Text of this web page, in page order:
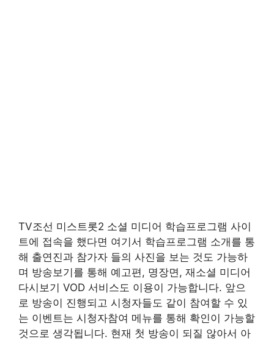
TV조선 미스트롯2 소셜 미디어 학습프로그램 사이
트에 접속을 했다면 여기서 학습프로그램 소개를 통
해 출연진과 참가자 들의 사진을 보는 것도 가능하
며 방송보기를 통해 예고편, 명장면, 재소셜 미디어
다시보기 VOD 서비스도 이용이 가능합니다. 앞으
로 방송이 진행되고 시청자들도 같이 참여할 수 있
는 이벤트는 시청자참여 메뉴를 통해 확인이 가능할
것으로 생각됩니다. 현재 첫 방송이 되질 않아서 아